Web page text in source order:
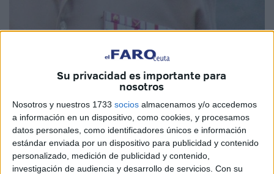
Su privacidad es importante para
nosotros
Nosotros y nuestros 1733 socios almacenamos y/o accedemos
a información en un dispositivo, como cookies, y procesamos
datos personales, como identificadores únicos e información
estándar enviada por un dispositivo para publicidad y contenido
personalizado, medición de publicidad y contenido,
investigación de audiencia y desarrollo de servicios. Con su
Imagen de archivo
La Sala de lo Contencioso-Administrativo de laAudiencia
Nacionalha desestimado el recurso interpuesto por un
coronel deRegularesde Ceuta contra las resoluciones